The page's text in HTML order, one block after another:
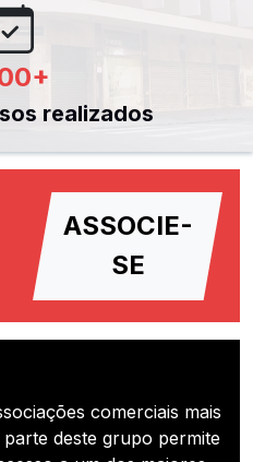
+
realizados
ASSOCIE-
SE
comerciais mais
deste grupo permite